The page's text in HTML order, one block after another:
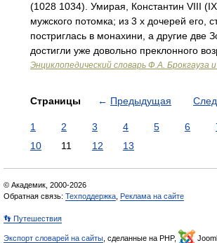
(1028 1034). Умирая, Константин VIII
мужского потомка; из 3 х дочерей его,
постриглась в монахини, а другие две
достигли уже довольно преклонного
Энциклопедический словарь Ф.А. Брокгауза
Страницы ← Предыдущая
1 2 3 4 5 6
10
11 12 13
© Академик, 2000-2026
Обратная связь: Техподдержка Реклама на сайте
👣 Путешествия
Экспорт словарей на сайты , сделанные на PHP,